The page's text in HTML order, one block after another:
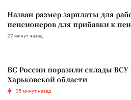
Назван размер зарплаты для
пенсионеров для прибавки к
27 минут назад
ВС России поразили склады
Харьковской области
35 минут назад